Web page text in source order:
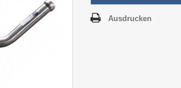
Ausdrucken